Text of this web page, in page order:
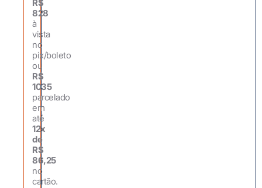
R$
828
à
vista
no
pix/boleto
ou
R$
1035
parcelado
em
até
12x
de
R$
86,25
no
cartão.